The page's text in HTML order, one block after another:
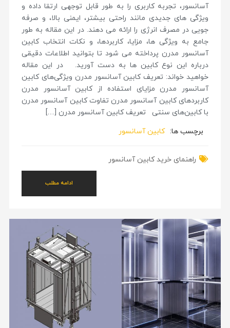
آسانسور، تجربه کاربری را به طور قابل توجهی ارتقا داده و
ویژگی های جدیدی مانند راحتی بیشتر، ایمنی بالا، و صرفه
جویی در مصرف انرژی را ارائه می دهند. در این مقاله به طور
جامع به ویژگی ها، مزایا، کاربردها، و نکات انتخاب کابین
آسانسور مدرن پرداخته می شود تا بتوانید اطلاعات دقیقی
درباره این نوع کابین ها به دست آورید. در این مقاله
خواهید خواند: تعریف کابین آسانسور مدرن ویژگی‌های کابین
آسانسور مدرن مزایای استفاده از کابین آسانسور مدرن
کاربردهای کابین آسانسور مدرن تفاوت کابین آسانسور مدرن
با کابین‌های سنتی تعریف کابین آسانسور مدرن […]
برچسب ها: کابین آسانسور
راهنمای خرید کابین آسانسور
ادامه مطلب